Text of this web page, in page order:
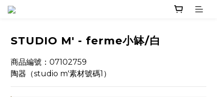
STUDIO M' - ferme小缽/白
商品編號：07102759
陶器（studio m'素材號碼1）